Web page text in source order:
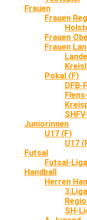
Frauen
Frauen
Frauen
Frauen
Pokal (F)
DFB-
Juniorinnen
U17 (F)
U17
Futsal
Futsal-
Handball
Herren
SH-